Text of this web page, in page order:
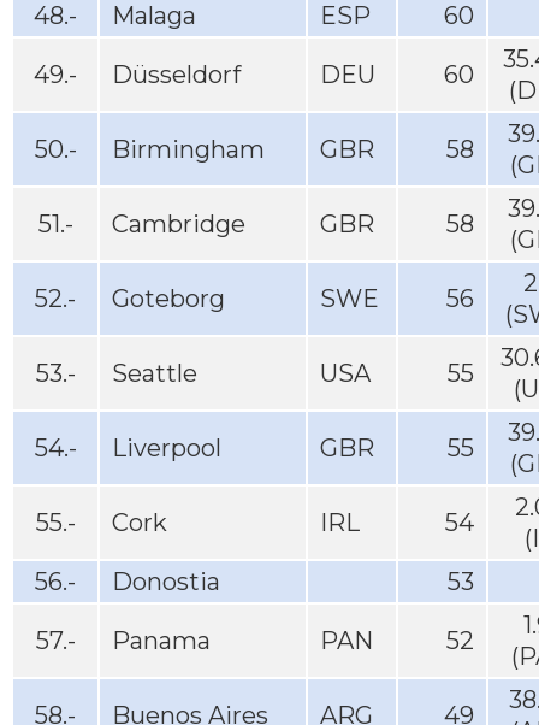
48.-
Malaga ESP 60
49.- Düsseldorf DEU 60
50.- Birmingham GBR 58
51.- Cambridge GBR 58
52.- Goteborg SWE 56
53.- Seattle USA 55
54.- Liverpool GBR 55
55.- Cork IRL 54
56.-
Donostia 53
57.- Panama PAN 52
58.- Buenos Aires ARG 49